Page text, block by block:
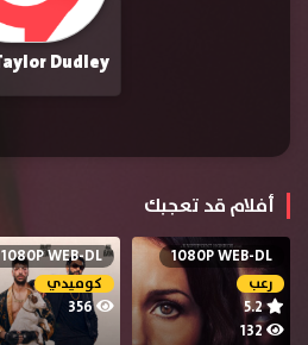
أفلام قد تعجبك
1080P WEB-DL
رعب
5.2
132
1080P WEB-DL
كوميدي
356